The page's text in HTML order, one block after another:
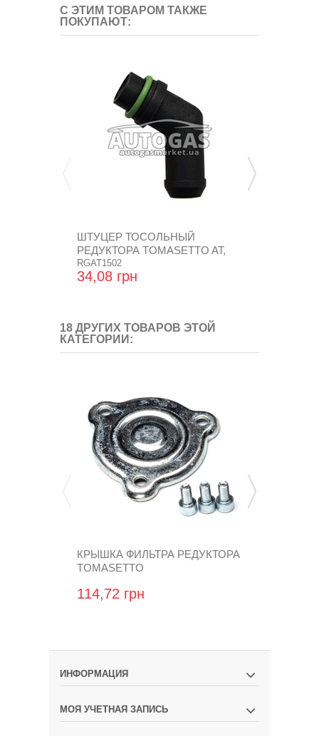
С ЭТИМ ТОВАРОМ ТАКЖЕ
ПОКУПАЮТ:
ШТУЦЕР ТОСОЛЬНЫЙ
РЕДУКТОРА TOMASETTO AT,
AT07,...
RGAT1502
34,08 грн
18 ДРУГИХ ТОВАРОВ ЭТОЙ
КАТЕГОРИИ:
КРЫШКА ФИЛЬТРА РЕДУКТОРА
TOMASETTO
114,72 грн
ИНФОРМАЦИЯ
МОЯ УЧЕТНАЯ ЗАПИСЬ